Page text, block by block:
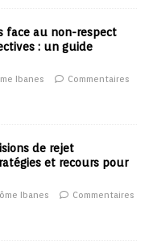
face au non-respect
: un guide
Ibanes
Commentaires
de rejet
et recours pour
Ibanes
Commentaires